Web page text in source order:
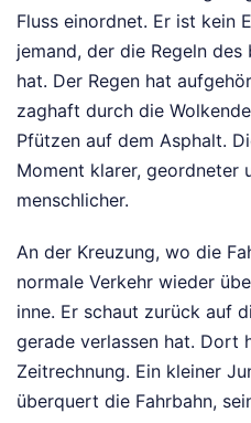
Fluss einordnet. Er ist kein
jemand, der die Regeln
hat. Der Regen hat
zaghaft durch die
Pfützen auf dem Asphalt.
Moment klarer, geordneter
menschlicher.
An der Kreuzung, wo die
normale Verkehr wieder
inne. Er schaut zurück auf
gerade verlassen hat. Dort
Zeitrechnung. Ein kleiner
überquert die Fahrbahn,